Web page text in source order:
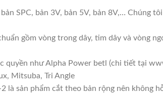
SPC, bản 3V, bản 5V, bản 8V,… Chúng
gồm vòng trong dây, tim dây và vòng
quyền như Alpha Power betl (chi tiết tại
Mitsuba, Tri Angle
là sản phẩm cắt theo bản rộng nên không